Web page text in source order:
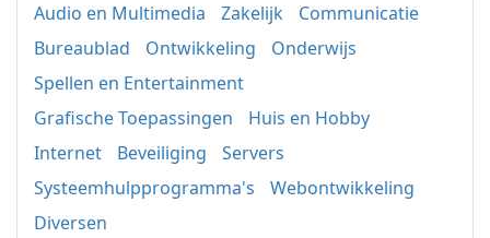
Audio en Multimedia Zakelijk
Communicatie
Bureaublad
Ontwikkeling
Onderwijs
Spellen en Entertainment
Grafische Toepassingen
Huis en Hobby
Internet
Beveiliging
Servers
Systeemhulpprogramma's
Webontwikkeling
Diversen